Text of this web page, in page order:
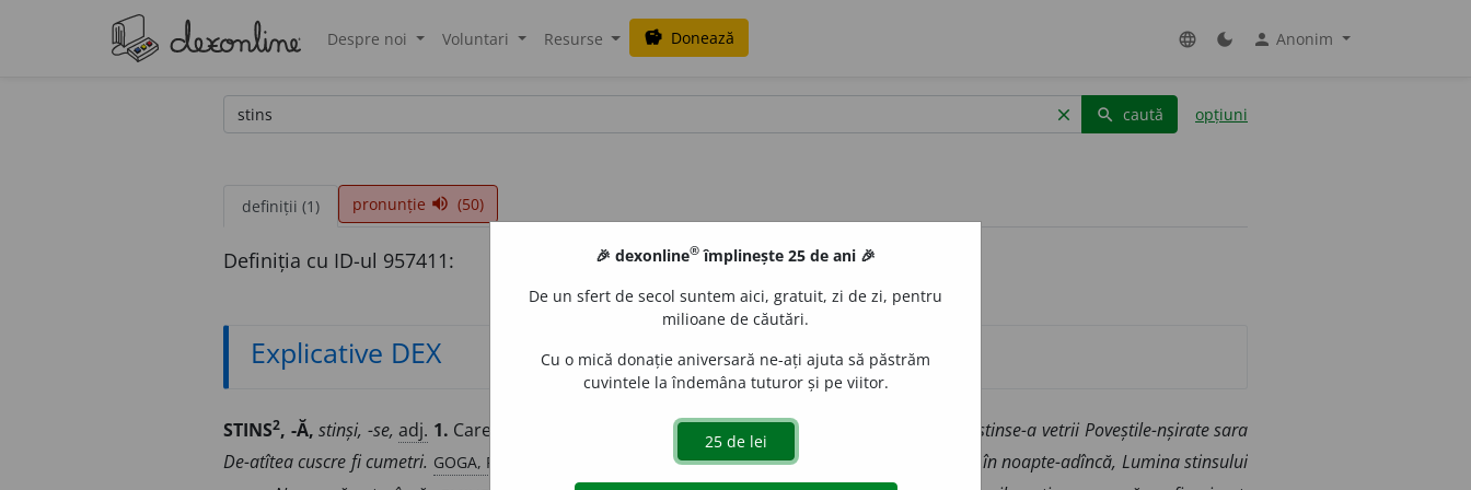
Despre noi Voluntari Resurse savings Donează language dark_mode person Anonim
clear search caută opțiuni
definiții (1) pronunție volume_up (50)
Definiția cu ID-ul 957411:
Explicative DEX
STINS2, -Ă, stinși, -se, adj. 1. Care nu mai arde.
Cum dorm acum neputincioase Supt vreascurile stinse-a vetrii Poveștile-nșirate sara
De-atîtea cuscre fi cumetri. GOGA, P. Dispărut, mort.Tot astfel cînd al nostru dor Pieri în noapte-adîncă, Lumina stinsului
🎉 dexonline® împlinește 25 de ani 🎉
De un sfert de secol suntem aici, gratuit, zi de zi, pentru
milioane de căutări.
Cu o mică donație aniversară ne-ați ajuta să păstrăm
cuvintele la îndemâna tuturor și pe viitor.